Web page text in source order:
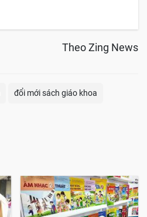
Theo Zing News
đổi mới sách giáo khoa